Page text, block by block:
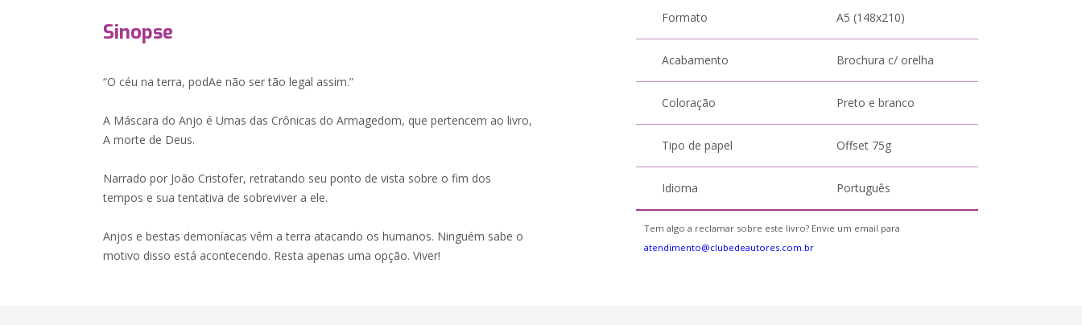
Sinopse
“O céu na terra, podAe não ser tão legal assim.”
A Máscara do Anjo é Umas das Crônicas do Armagedom, que pertencem ao livro,
A morte de Deus.
Narrado por João Cristofer, retratando seu ponto de vista sobre o fim dos
tempos e sua tentativa de sobreviver a ele.
Anjos e bestas demoníacas vêm a terra atacando os humanos. Ninguém sabe o
motivo disso está acontecendo. Resta apenas uma opção. Viver!
Formato A5 (148x210)
Acabamento Brochura c/ orelha
Coloração Preto e branco
Tipo de papel Offset 75g
Idioma Português
Tem algo a reclamar sobre este livro? Envie um email para
atendimento@clubedeautores.com.br